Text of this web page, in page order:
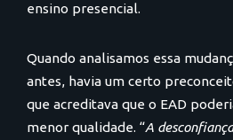
ensino presencial.
Quando analisamos essa
antes, havia um certo
que acreditava que o EAD
menor qualidade. “A